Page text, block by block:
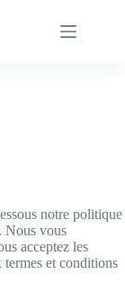
notre politique
Nous vous
acceptez les
termes et conditions